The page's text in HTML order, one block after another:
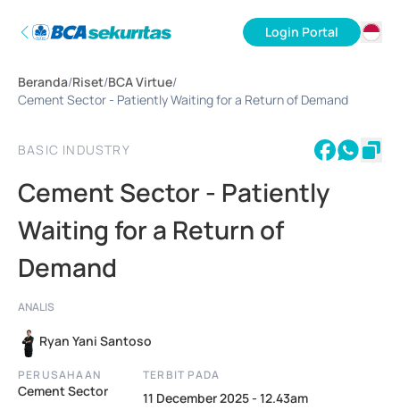
Login Portal
Beranda/Riset/BCA Virtue/
Cement Sector - Patiently Waiting for a Return of Demand
BASIC INDUSTRY
Cement Sector - Patiently
Waiting for a Return of
Demand
ANALIS
Ryan Yani Santoso
PERUSAHAAN
Cement Sector
TERBIT PADA
11 December 2025 - 12.43am